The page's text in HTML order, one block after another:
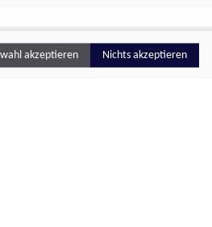
akzeptieren Nichts akzeptieren